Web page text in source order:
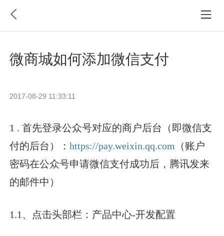
微商城如何添加微信支付
2017-08-29 11:33:11
1 . 首先登录公众号对应的商户后台（即微信支
付的后台）： https://pay.weixin.qq.com （账户
密码在公众号申请微信支付成功后，腾讯发来
的邮件中）
1.1 、点击头部栏：产品中心-开发配置